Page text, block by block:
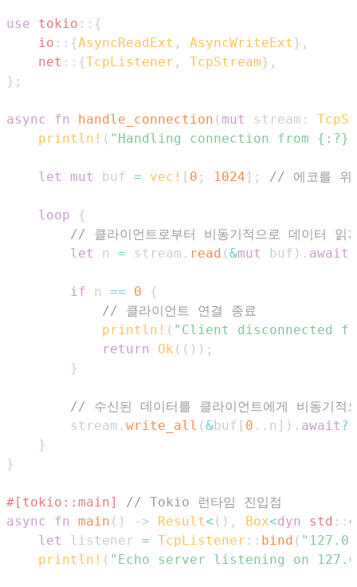
use tokio :: {
io :: {AsyncReadExt , AsyncWriteExt } ,
net :: {TcpListener , TcpStream} ,
} ;
async fn handle_connection ( mut stream :
println! ( "Handling connection from {:?}"
let mut buf = vec! [ 0 ; 1024 ] ; // 에코를 위
loop
{
// 클라이언트로부터 비동기적으로 데이터 읽
let
n = stream . read (&mut buf ) . await
if n == 0
{
// 클라이언트 연결 종료
println! ( "Client disconnected
return
Ok ( ( ) ) ;
}
// 수신된 데이터를 클라이언트에게 비동기적
        stream
. write_all (&buf [ 0 .. n ] ) . await ?
}
}
#[tokio::main]
// Tokio 런타임 진입점
async
fn main ( ) -> Result< ( ) , Box<dyn std ::
let
listener = TcpListener :: bind (
println! ( "Echo server listening on